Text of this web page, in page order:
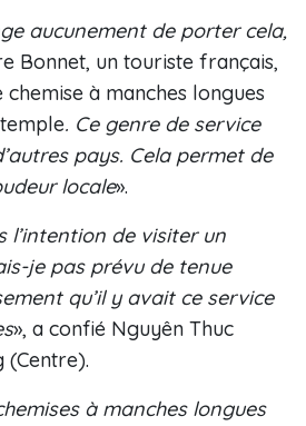
aucunement de porter cela,
Bonnet, un touriste français,
à manches longues
. Ce genre de service
pays. Cela permet de
locale».
l’intention de visiter un
je pas prévu de tenue
qu’il y avait ce service
», a confié Nguyên Thuc
(Centre).
à manches longues